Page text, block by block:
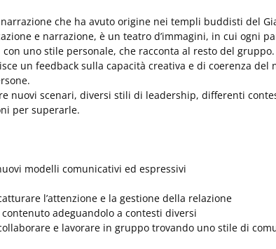
che ha avuto origine nei templi buddisti del
e narrazione, è un teatro d’immagini, in cui ogni
uno stile personale, che racconta al resto del gruppo.
un feedback sulla capacità creativa e di coerenza
nuovi scenari, diversi stili di leadership, differenti
per superarle.
modelli comunicativi ed espressivi
l’attenzione e la gestione della relazione
adeguandolo a contesti diversi
e lavorare in gruppo trovando uno stile di